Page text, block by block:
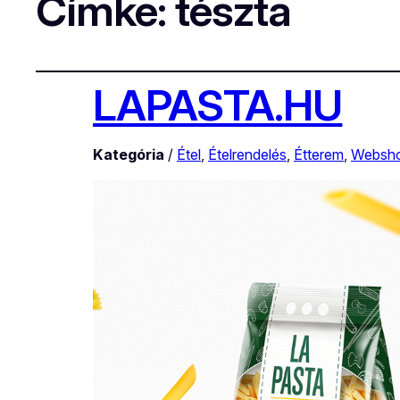
LAPASTA.HU
Kategória / Étel Ételrendelés Étterem